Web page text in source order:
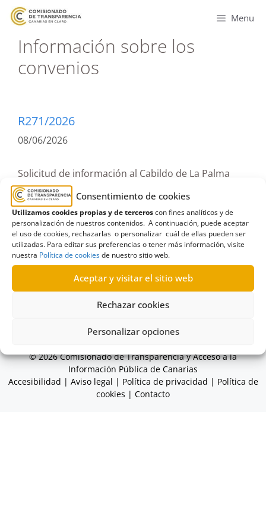
Consentimiento de cookies
Utilizamos cookies propias y de terceroscon fines analíticos y de
personalización de nuestros contenidos. A continuación, puede aceptar
el uso de cookies, rechazarlas o personalizar cuál de ellas pueden ser
utilizadas. Para editar sus preferencias o tener más información, visite
nuestra Política de cookiesde nuestro sitio web.
Aceptar y visitar el sitio web
Rechazar cookies
Personalizar opciones
Menu
Información sobre los
convenios
R271/2026
08/06/2026
Solicitud de información al Cabildo de La Palma
relativa al convenio suscrito con la AGE para la
recuperación de infraestructuras afectadas por la
erupción volcánica | Estimatoria
Leer más
Cabildo Insular de La Palma ,Cabildos Insulares
Erupción volcánica La Palma,Información sobre los
Organismos autónomos
© 2026 Comisionado de Transparencia y Acceso a la
Información Pública de Canarias
Accesibilidad | Aviso legal | Política de privacidad | Política de
cookies | Contacto